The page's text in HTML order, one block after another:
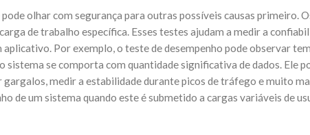
olhar com segurança para outras possíveis causas primeiro.
de trabalho específica. Esses testes ajudam a medir a
aplicativo. Por exemplo, o teste de desempenho pode observar
se comporta com quantidade significativa de dados. Ele
medir a estabilidade durante picos de tráfego e muito
de um sistema quando este é submetido a cargas variáveis de